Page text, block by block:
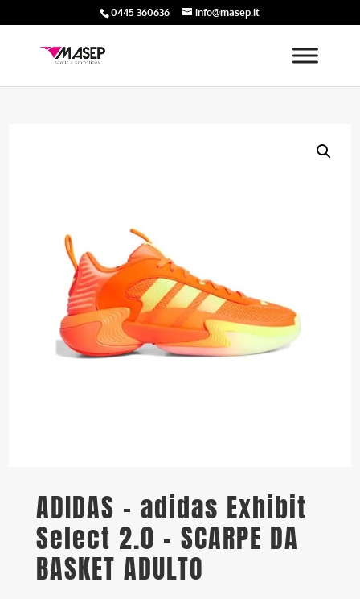
0445 360636 info@masep.it
ADIDAS – adidas Exhibit
Select 2.0 – SCARPE DA
BASKET ADULTO